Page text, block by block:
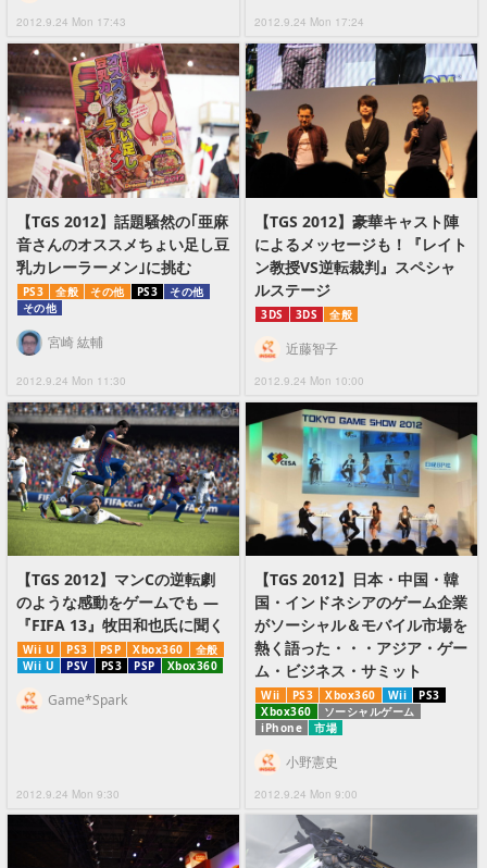
2012.9.24 Mon 17:43 2012.9.24 Mon 17:24
【TGS 2012】話題騒然の｢亜麻
音さんのオススメちょい足し豆
乳カレーラーメン｣に挑む
PS3 全般 その他 PS3
その他
その他
2012.9.24 Mon 11:30
宮崎 紘輔
【TGS 2012】豪華キャスト陣
によるメッセージも！『レイト
ン教授VS逆転裁判』スペシャ
ルステージ
3DS 3DS 全般
2012.9.24 Mon 10:00
近藤智子
【TGS 2012】マンCの逆転劇
のような感動をゲームでも ―
『FIFA 13』牧田和也氏に聞く
Wii U PS3 PSP Xbox360
全般
Wii U
PSV PS3 PSP Xbox360
2012.9.24 Mon 9:30
Game*Spark
【TGS 2012】日本・中国・韓
国・インドネシアのゲーム企業
がソーシャル＆モバイル市場を
熱く語った・・・アジア・ゲー
ム・ビジネス・サミット
Wii PS3 Xbox360 Wii
PS3
Xbox360
ソーシャルゲーム
iPhone
市場
2012.9.24 Mon 9:00
小野憲史